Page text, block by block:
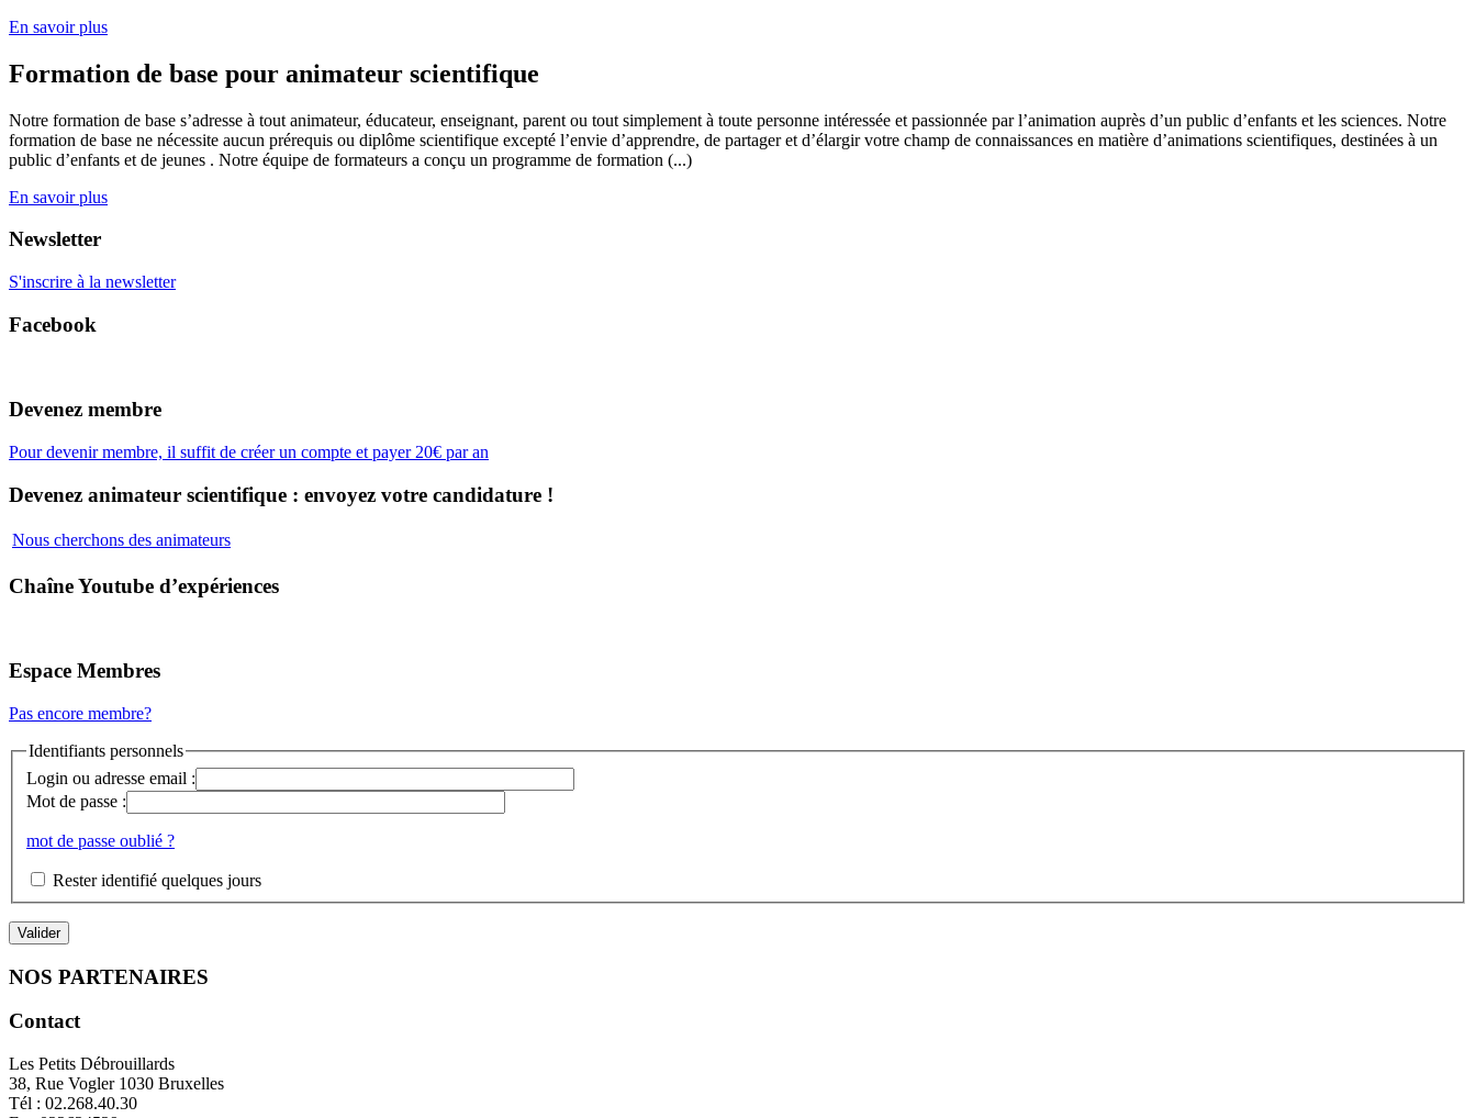
En savoir plus
Formation de base pour animateur scientifique
Notre formation de base s’adresse à tout animateur, éducateur, enseignant, parent ou tout simplement à toute personne intéressée et passionnée par l’animation auprès d’un public d’enfants et les sciences. Notre
formation de base ne nécessite aucun prérequis ou diplôme scientifique excepté l’envie d’apprendre, de partager et d’élargir votre champ de connaissances en matière d’animations scientifiques, destinées à un
public d’enfants et de jeunes . Notre équipe de formateurs a conçu un programme de formation (...)
En savoir plus
Newsletter
S'inscrire à la newsletter
Facebook
Devenez membre
Pour devenir membre, il suffit de créer un compte et payer 20€ par an
Devenez animateur scientifique : envoyez votre candidature !
Nous cherchons des animateurs
Chaîne Youtube d’expériences
Espace Membres
Pas encore membre?
Identifiants personnels
Login ou adresse email :
Mot de passe :
mot de passe oublié ?
Rester identifié quelques jours
NOS PARTENAIRES
Contact
Les Petits Débrouillards
38, Rue Vogler 1030 Bruxelles
Tél : 02.268.40.30